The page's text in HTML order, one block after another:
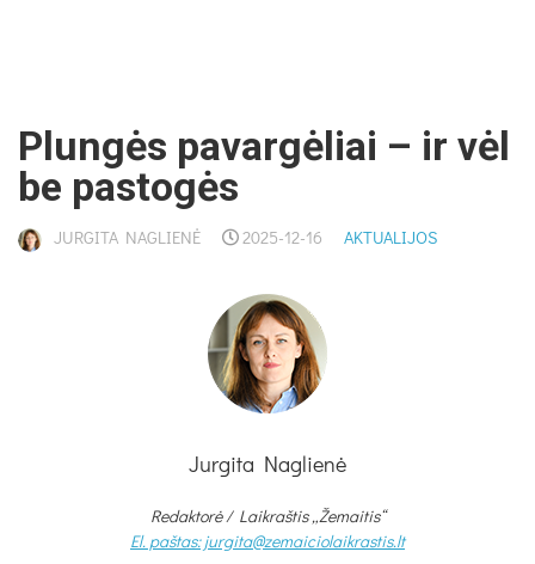
Plun­gės pa­var­gė­liai – ir vėl
be pa­sto­gės
JURGITA NAGLIENĖ 2025-12-16 AKTUALIJOS
Jurgita Naglienė
Redaktorė / Laikraštis „Žemaitis“
El. paštas: jurgita@zemaiciolaikrastis.lt